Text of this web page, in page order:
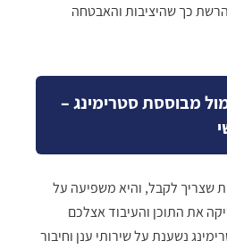
כך שהיציבות והאבטחה
מבוססת סטרימינג –
שצריך לקבל, והיא משפיעה על
את התוכן והעיבוד אצלכם
נשענת על שירותי ענן וחיבור